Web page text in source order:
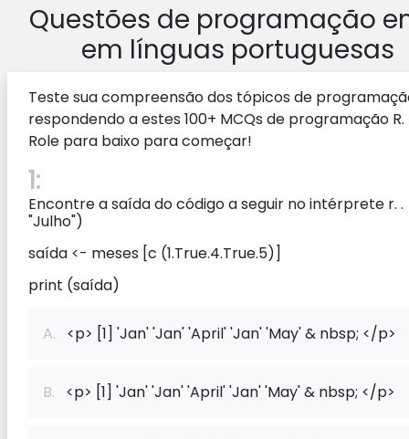
Questões de programação
em línguas portuguesas
Teste sua compreensão dos tópicos de
respondendo a estes 100+ MCQs de programação R.
Role para baixo para começar!
1:
Encontre a saída do código a seguir no intérprete r. .
"Julho")
saída <- meses [c (1.True.4.True.5)]
print (saída)
A. <p> [1] 'Jan' 'Jan' 'April' 'Jan' 'May' & nbsp; </p>
B. <p> [1] 'Jan' 'Jan' 'April' 'Jan' 'May' & nbsp; </p>